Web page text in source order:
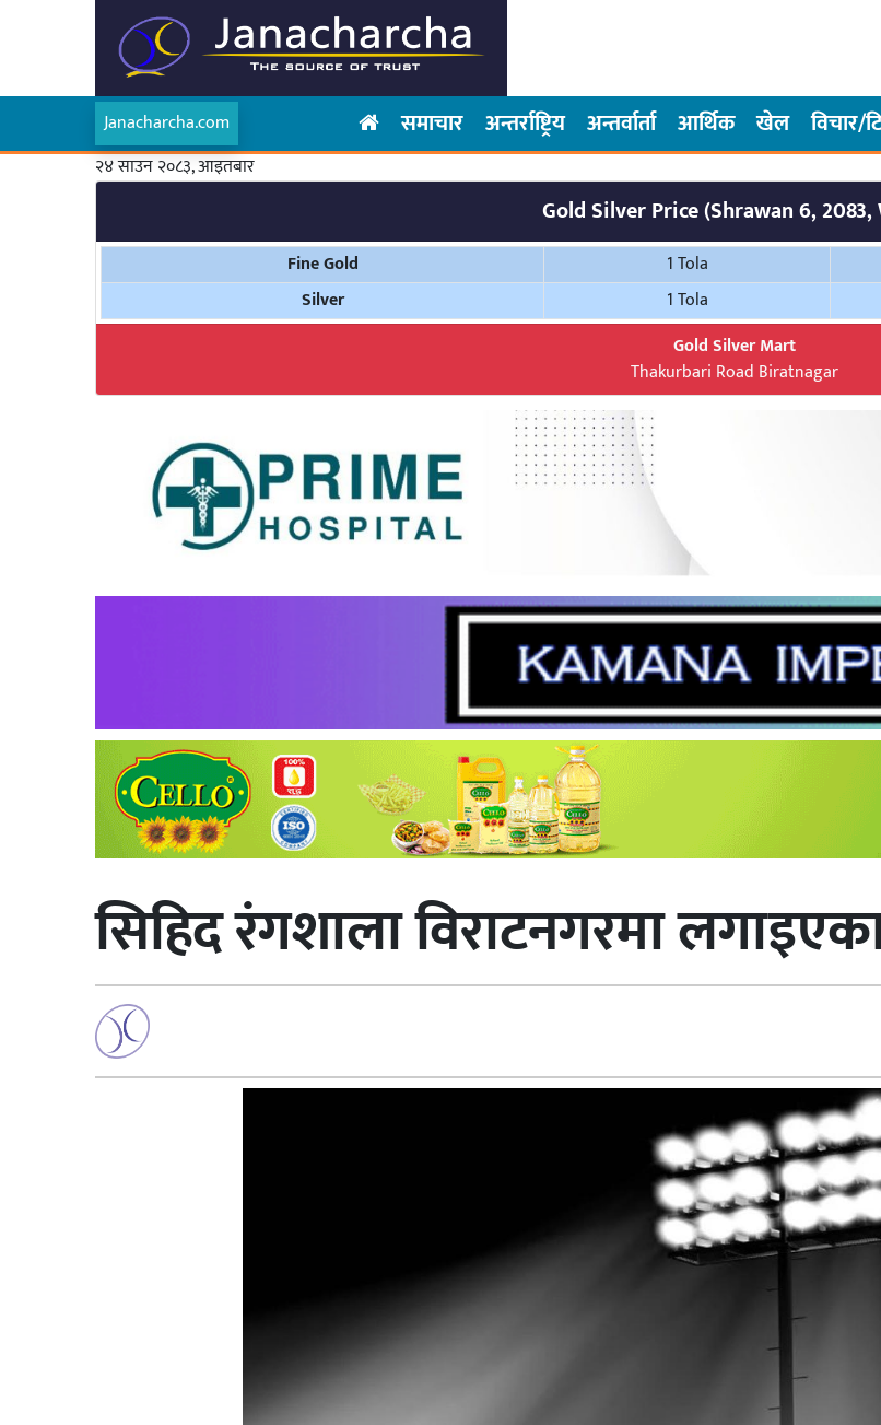
Janacharcha.com समाचार अन्तर्राष्ट्रिय अन्तर्वार्ता आर्थिक खेल विचार/
२४ साउन २०८३, आइतबार
Gold Silver Price (Shrawan 6, 2083,
Fine Gold 1 Tola
Silver
1 Tola
Gold Silver Mart
Thakurbari Road Biratnagar
सिहिद रंगशाला विराटनगरमा